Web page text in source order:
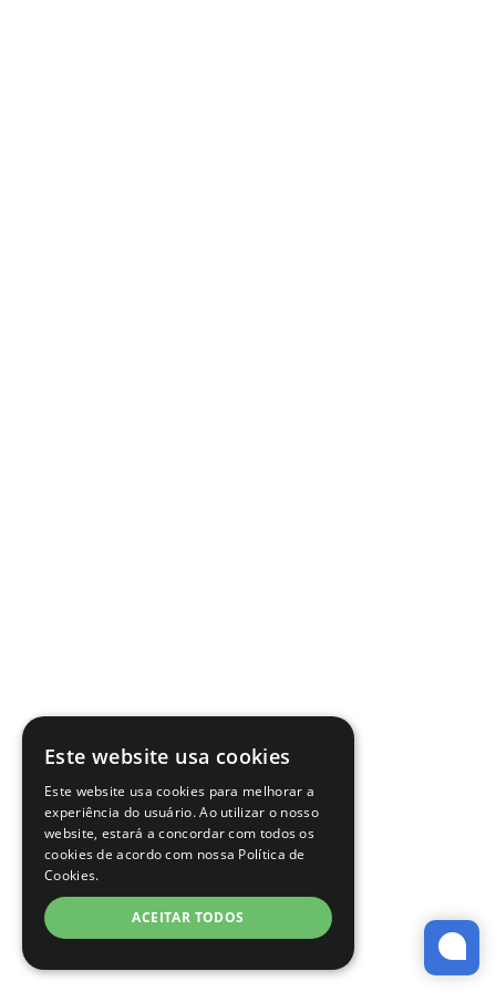
Este website usa cookies
Este website usa cookies para melhorar a
experiência do usuário. Ao utilizar o nosso
website, estará a concordar com todos os
cookies de acordo com nossa Política de
Cookies.
ACEITAR TODOS